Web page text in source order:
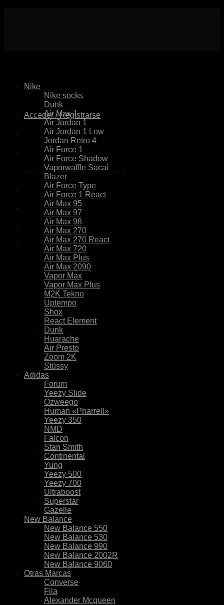
Acceder / Registrarse
Carrito
No hay productos en el carrito.
Nike
Nike socks
Dunk
Air Max 1
Air Jordan 1
Air Jordan 1 Low
Jordan Retro 4
Air Force 1
Air Force Shadow
Vaporwaffle Sacai
Blazer
Air Force Type
Air Force 1 React
Air Max 95
Air Max 97
Air Max 98
Air Max 270
Air Max 270 React
Air Max 720
Air Max Plus
Air Max 2090
Vapor Max
Vapor Max Plus
M2K Tekno
Uptempo
Shox
React Element
Dunk
Huarache
Air Presto
Zoom 2K
Stüssy
Adidas
Forum
Yeezy Slide
Ozweego
Human «Pharrell»
Yeezy 350
NMD
Falcon
Stan Smith
Continental
Yung
Yeezy 500
Yeezy 700
Ultraboost
Superstar
Gazelle
New Balance
New Balance 550
New Balance 530
New Balance 990
New Balance 2002R
New Balance 9060
Otras Marcas
Converse
Fila
Alexander Mcqueen